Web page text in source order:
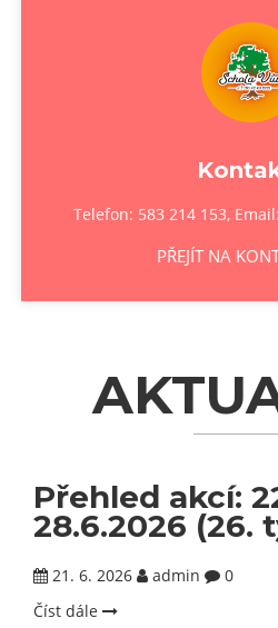
Telefon: 583 214 153,
PŘEJÍT NA
Přehled akcí:
28.6.2026 (26.
21. 6. 2026 admin
0
Číst dále